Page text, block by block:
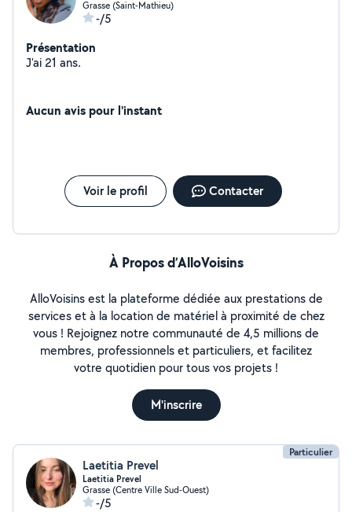
Grasse (Saint-Mathieu)
-/5
Présentation
J'ai 21 ans.
Aucun avis pour l'instant
Voir le profil Contacter
À Propos d’AlloVoisins
AlloVoisins est la plateforme dédiée aux prestations de
services et à la location de matériel à proximité de chez
vous ! Rejoignez notre communauté de 4,5 millions de
membres, professionnels et particuliers, et facilitez
votre quotidien pour tous vos projets !
M'inscrire
Particulier
Laetitia Prevel
Laetitia Prevel
Grasse (Centre Ville Sud-Ouest)
-/5